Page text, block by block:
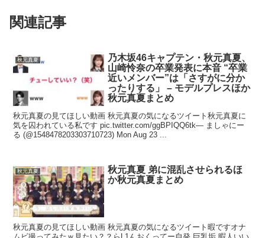
関連記事
秋元真夏
乃木坂46キャプテン・秋元真夏、
山崎怜奈の卒業発表に本音 “卒業
近いメンバー”は「さすがに分か
ったりする」 – モデルプレスほか
秋元真夏まとめ
秋元真夏の見てほしい動画 秋元真夏の気になるツイート秋元真夏に
気を囚われている私です pic.twitter.com/ggBPIQQ6tk— ましゃにー
る (@1548478203303710723) Mon Aug 23 ...
秋元真夏
秋元真夏 弟に混乱させられるほ
か秋元真夏まとめ
秋元真夏の見てほしい動画 秋元真夏の気になるツイート暇ですオナ